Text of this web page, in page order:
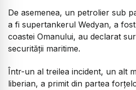
De asemenea, un petrolier sub
a fi supertankerul Wedyan, a
coastei Omanului, au declarat
securității maritime.
Într-un al treilea incident, un alt
liberian, a primit din partea